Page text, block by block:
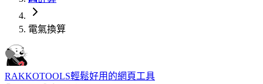
電氣換算
RAKKOTOOLS輕鬆好用的網頁工具